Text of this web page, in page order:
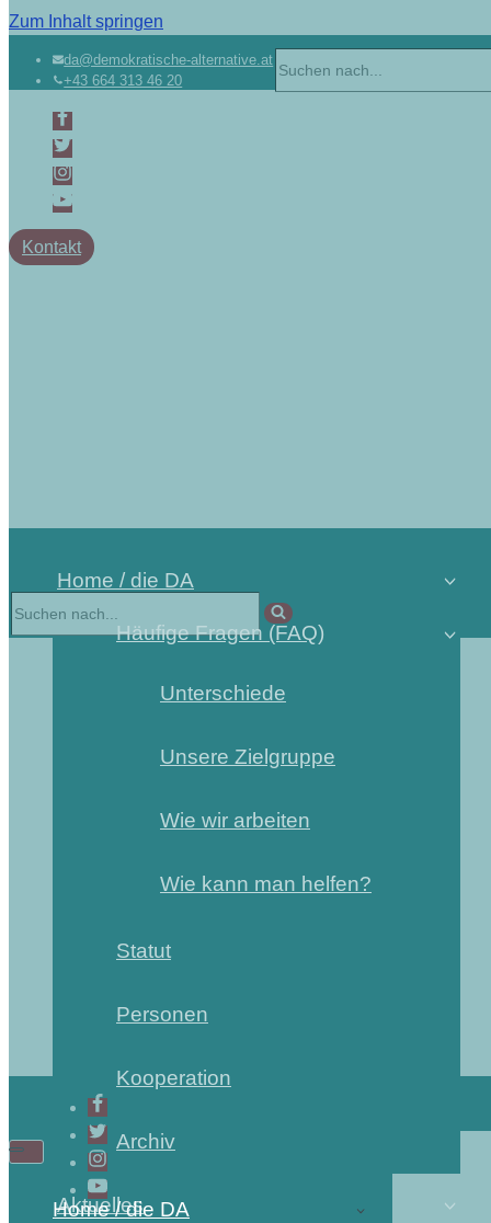
Zum Inhalt springen
da@demokratische-alternative.at
+43 664 313 46 20
Kontakt
Home / die DA
Häufige Fragen (FAQ)
Unterschiede
Unsere Zielgruppe
Wie wir arbeiten
Wie kann man helfen?
Statut
Personen
Kooperation
Archiv
Aktuelles
Home / die DA